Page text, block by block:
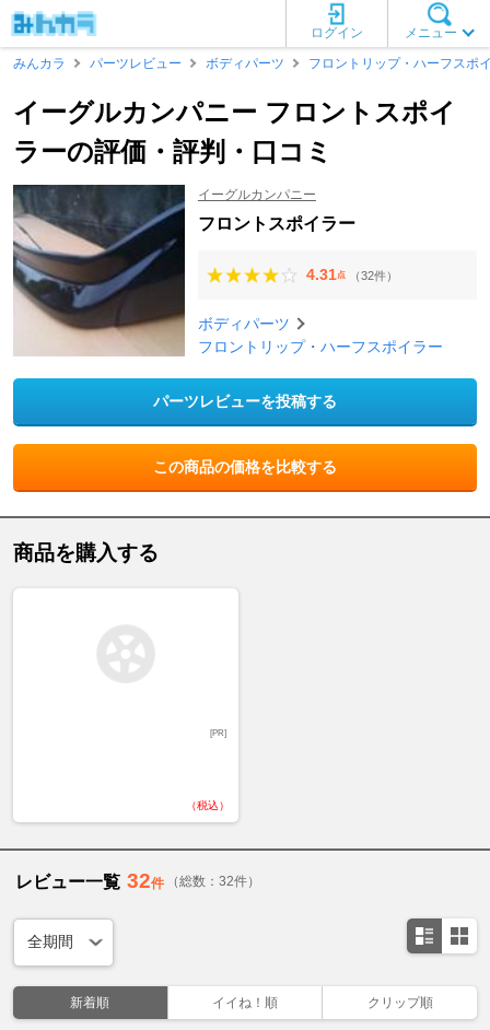
メニュー
ログイン
みんカラ
パーツレビュー ボディパーツ フロントリップ・ハーフスポ
イーグルカンパニー フロントスポイ
ラーの評価・評判・口コミ
イーグルカンパニー
フロントスポイラー
4.31点 （32件）
ボディパーツ
フロントリップ・ハーフスポイラー
パーツレビューを投稿する
この商品の価格を比較する
商品を購入する
[PR]
（税込）
レビュー一覧 32件 （総数：32件）
新着順 イイね！順 クリップ順